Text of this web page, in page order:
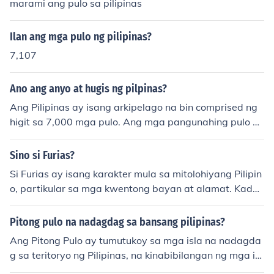
as at patakaran.
te o nakikita sa tuwina. Ang mga pulo ay nahahati sa ib
a't ibang grupo, kabilang ang Luzon, Visayas, at Minda
nao.
marami ang pulo sa pilipinas
Ilan ang mga pulo ng pilipinas?
7,107
Ano ang anyo at hugis ng pilpinas?
Ang Pilipinas ay isang arkipelago na bin comprised ng
higit sa 7,000 mga pulo. Ang mga pangunahing pulo ay
ang Luzon, Visayas, at Mindanao. Ang hugis nito ay ma
aaring ilarawan bilang isang malaking &quot;Y&quot; n
a bundok, baybayin, at mga anyong-tubig na nag-aan
yong kaakit-akit sa mga turista. Sa kabuuan, ang anyo
ng Pilipinas ay puno ng likas na yaman at magagandan
g tanawin.
Sino si Furias?
Si Furias ay isang karakter mula sa mitolohiyang Pilipin
o, partikular sa mga kwentong bayan at alamat. Kadal
asan siyang inilalarawan bilang isang makapangyarih
ang nilalang o espiritu na may kaugnayan sa mga natu
angalan ay maaaring maiugnay sa tema ng galit o poo
t, at madalas na ipinapakita siya sa mga kwento bilan
Pitong pulo na nadagdag sa bansang pilipinas?
Ang Pitong Pulo ay tumutukoy sa mga isla na nadagda
g sa teritoryo ng Pilipinas, na kinabibilangan ng mga isl
a ng Batanes at iba pang maliliit na pulo sa hilaga. Sa